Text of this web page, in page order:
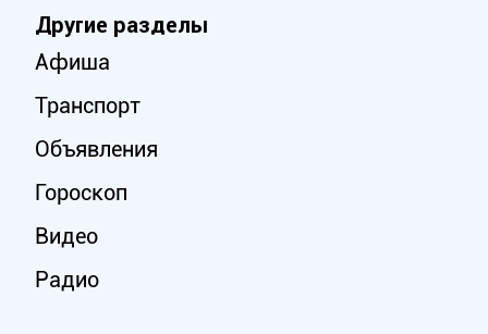
Другие разделы
Афиша
Транспорт
Объявления
Гороскоп
Видео
Радио